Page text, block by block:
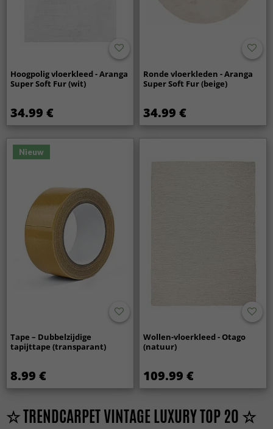
Hoogpolig vloerkleed - Aranga
Super Soft Fur (wit)
34.99 €
Ronde vloerkleden - Aranga
Super Soft Fur (beige)
34.99 €
Nieuw
Tape – Dubbelzijdige
tapijttape (transparant)
8.99 €
Wollen-vloerkleed - Otago
(natuur)
109.99 €
☆ TRENDCARPET VINTAGE LUXURY TOP 20 ☆